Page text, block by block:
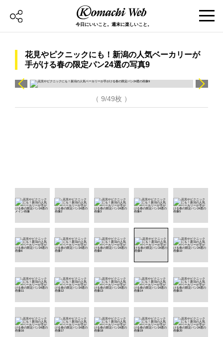
今日にいいこと。週末に楽しいこと。
花見やピクニックにも！新潟の人気ベーカリーが
手がける春の限定パン24選の写真9
（ 9/49枚 ）